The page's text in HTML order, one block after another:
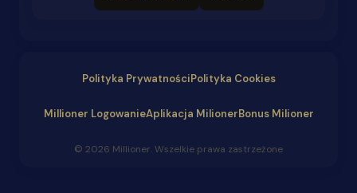
Polityka PrywatnościPolityka Cookies
Millioner LogowanieAplikacja MilionerBonus Milioner
© 2026 Millioner. Wszelkie prawa zastrzeżone